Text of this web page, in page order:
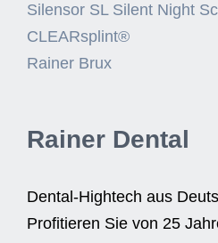
Silensor SL Silent Night
CLEARsplint®
Rainer Brux
Rainer Dental
Dental-Hightech aus
Profitieren Sie von 25